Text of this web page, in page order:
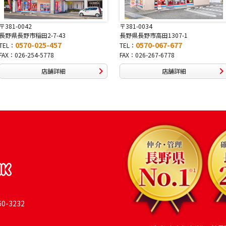
〒381-0034
長野県長野市高田1307-1
TEL：0570-067-677
FAX：026-267-6778
店舗詳細
〒380-0822
長野県長野市大字鶴賀南千歳
TEL：0570-069-991
FAX：026-269-9992
店舗詳細
3232